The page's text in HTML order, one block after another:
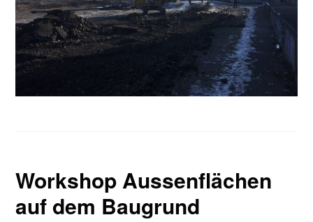
Workshop Aussenflächen
auf dem Baugrund